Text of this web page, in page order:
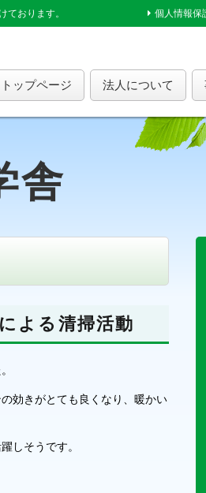
ております。 個人情報保
法人について
トップページ
舎
よる清掃活動
効きがとても良くなり、暖かい
しそうです。